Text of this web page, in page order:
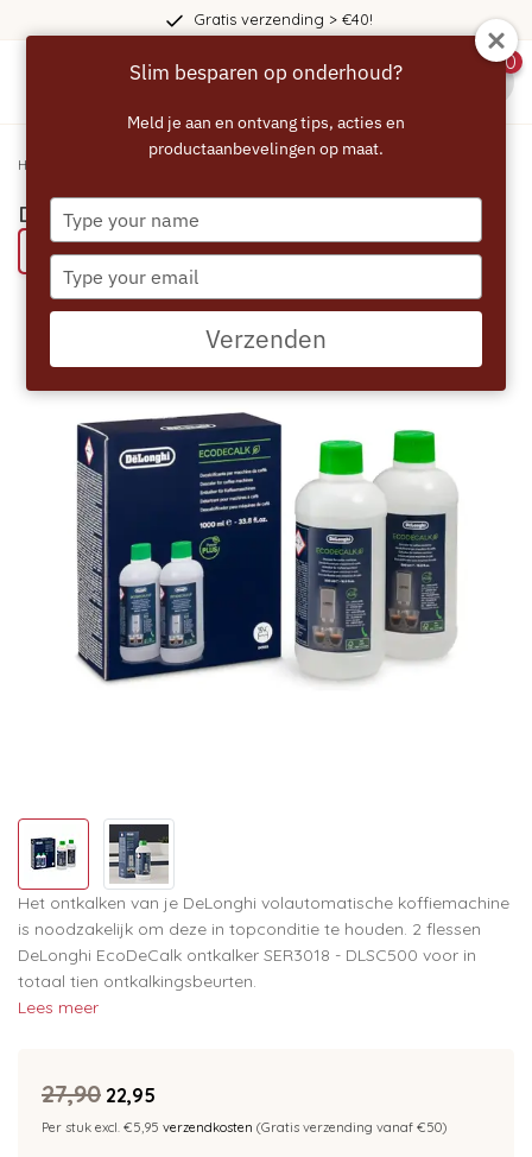
Gratis verzending > €40!
0
Home
DELONGHI 2x 500ml EcoDecalk - DLSC502
Bespaar 52% met een ECCELLENTE product
Het ontkalken van je DeLonghi volautomatische koffiemachine
is noodzakelijk om deze in topconditie te houden. 2 flessen
DeLonghi EcoDeCalk ontkalker SER3018 - DLSC500 voor in
totaal tien ontkalkingsbeurten.
Lees meer
27,90 22,95
Per stuk excl. €5,95 verzendkosten (Gratis verzending vanaf €50)
Slim besparen op onderhoud?
Meld je aan en ontvang tips, acties en
productaanbevelingen op maat.
Type
your
name
Type
your
email
Verzenden